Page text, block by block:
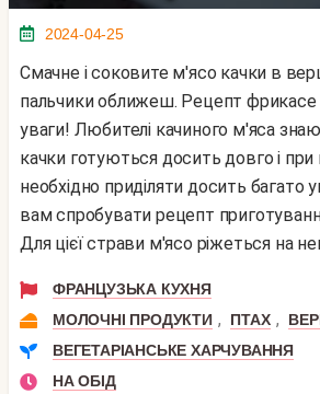
2024-04-25
Смачне і соковите м'ясо качки в вершковому соусі -
пальчики оближеш. Рецепт фрикасе
уваги! Любителі качиного м'яса
качки готуються досить довго і при
необхідно приділяти досить багато
вам спробувати рецепт
Для цієї страви м'ясо ріжеться на
ФРАНЦУЗЬКА КУХНЯ
МОЛОЧНІ ПРОДУКТИ , ПТАХ ,
ВЕГЕТАРІАНСЬКЕ ХАРЧУВАННЯ
НА ОБІД